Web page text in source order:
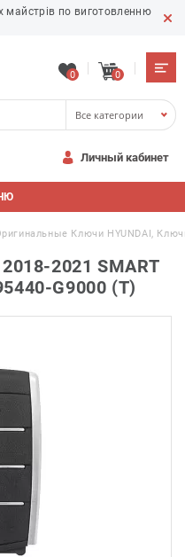
майстрів по виготовленню
0 0
Все категории
Личный кабинет
Ключи HYUNDAI,
2018-2021 SMART
G9000 (T)